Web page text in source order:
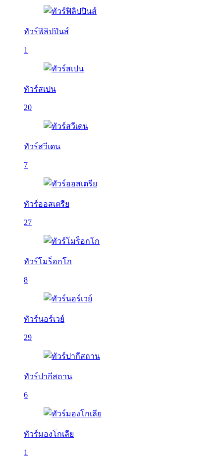
ทัวร์ฟิลิปปินส์
1
ทัวร์สเปน
20
ทัวร์สวีเดน
7
ทัวร์ออสเตรีย
27
ทัวร์โมร็อกโก
8
ทัวร์นอร์เวย์
29
ทัวร์ปากีสถาน
6
ทัวร์มองโกเลีย
1